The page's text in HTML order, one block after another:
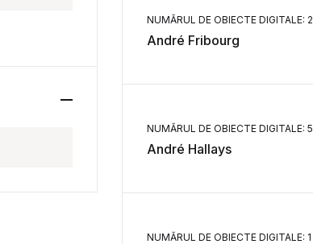
NUMĂRUL DE OBIECTE DIGITALE: 2
André Fribourg
NUMĂRUL DE OBIECTE DIGITALE: 5
André Hallays
NUMĂRUL DE OBIECTE DIGITALE: 1